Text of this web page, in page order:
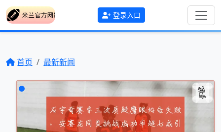
登录入口
首页 最新新闻